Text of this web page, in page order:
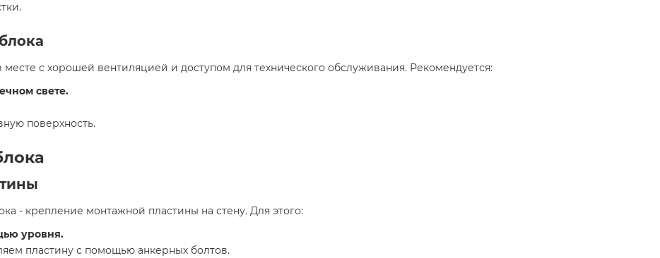
с хорошей вентиляцией и доступом для технического обслуживания. Рекомендуется:
свете.
поверхность.
- крепление монтажной пластины на стену. Для этого:
уровня.
пластину с помощью анкерных болтов.